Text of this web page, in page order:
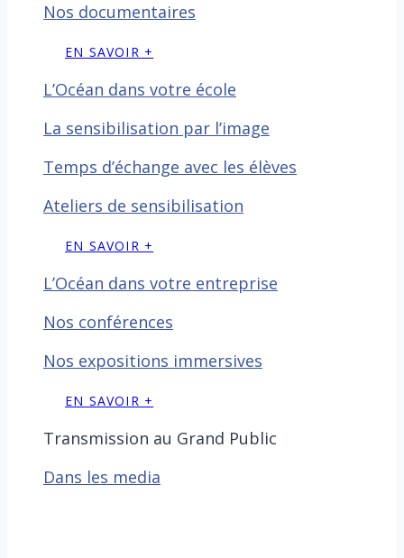
Nos documentaires
EN SAVOIR +
L’Océan dans votre école
La sensibilisation par l’image
Temps d’échange avec les élèves
Ateliers de sensibilisation
EN SAVOIR +
L’Océan dans votre entreprise
Nos conférences
Nos expositions immersives
EN SAVOIR +
Transmission au Grand Public
Dans les media